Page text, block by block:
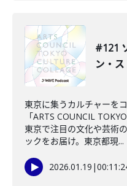
#121
ン・
東京に集うカルチャーを
「ARTS COUNCIL
東京で注目の文化や芸術
ックをお届け。東京都現...
2026.01.19 |